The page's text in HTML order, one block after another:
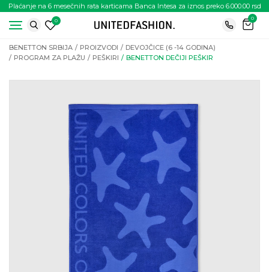
Plaćanje na 6 mesečnih rata karticama Banca Intesa za iznos preko 6.000.00 rsd
0
0
BENETTON SRBIJA PROIZVODI
DEVOJČICE (6 -14 GODINA)
PROGRAM ZA PLAŽU
PEŠKIRI BENETTON DEČIJI PEŠKIR